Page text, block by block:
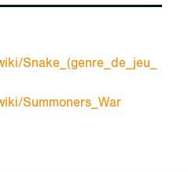
Snake_(genre_de_jeu_
Summoners_War